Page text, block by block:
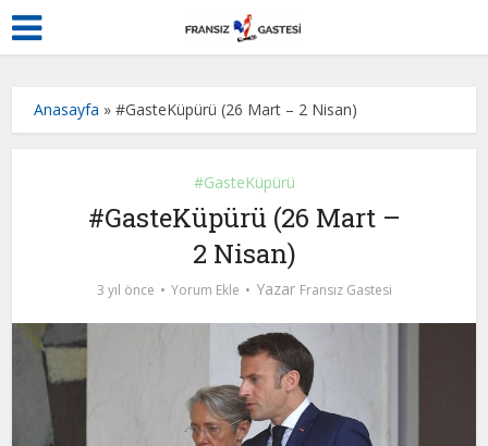
Anasayfa »#GasteKüpürü (26 Mart – 2 Nisan)
#GasteKüpürü
#GasteKüpürü (26 Mart –
2 Nisan)
3 yıl önce Yorum Ekle Yazar Fransız Gastesi